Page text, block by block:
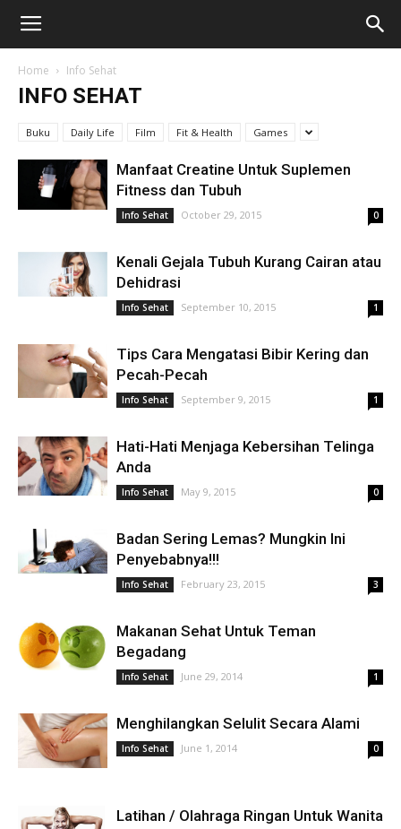
Home Info Sehat
INFO SEHAT
Buku Daily Life Film Fit & Health Games
Manfaat Creatine Untuk Suplemen
Fitness dan Tubuh
Info Sehat October 29, 2015 0
Kenali Gejala Tubuh Kurang Cairan atau
Dehidrasi
Info Sehat September 10, 2015 1
Tips Cara Mengatasi Bibir Kering dan
Pecah-Pecah
Info Sehat September 9, 2015 1
Hati-Hati Menjaga Kebersihan Telinga
Anda
Info Sehat May 9, 2015 0
Badan Sering Lemas? Mungkin Ini
Penyebabnya!!!
Info Sehat February 23, 2015 3
Makanan Sehat Untuk Teman
Begadang
Info Sehat June 29, 2014 1
Menghilangkan Selulit Secara Alami
Info Sehat June 1, 2014 0
Latihan / Olahraga Ringan Untuk Wanita